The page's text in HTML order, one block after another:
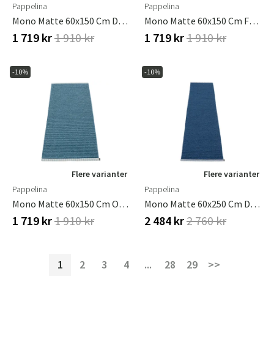
Pappelina
Mono Matte 60x150 Cm Dark Brown / Dark Linen
1 719 kr1 910 kr
Pappelina
Mono Matte 60x150 Cm Fossil Grey / Warm Grey
1 719 kr1 910 kr
-10%
Flere varianter
Pappelina
Mono Matte 60x150 Cm Ocean Blue / Dove Blue
1 719 kr1 910 kr
-10%
Flere varianter
Pappelina
Mono Matte 60x250 Cm Dark Blue / Denim
2 484 kr2 760 kr
1 2 3 4 ... 28 29 >>